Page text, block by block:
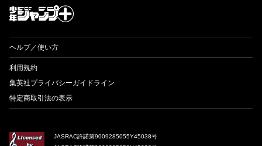
ヘルプ／使い方
利用規約
集英社プライバシーガイドライン
特定商取引法の表示
JASRAC許諾第9009285055Y45038号